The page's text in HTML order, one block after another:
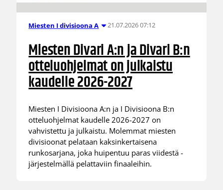
Miesten I divisioona A 21.07.2026 07:12
Miesten Divari A:n ja Divari B:n
otteluohjelmat on julkaistu
kaudelle 2026-2027
Miesten I Divisioona A:n ja I Divisioona B:n
otteluohjelmat kaudelle 2026-2027 on
vahvistettu ja julkaistu. Molemmat miesten
divisioonat pelataan kaksinkertaisena
runkosarjana, joka huipentuu paras viidestä -
järjestelmällä pelattaviin finaaleihin.